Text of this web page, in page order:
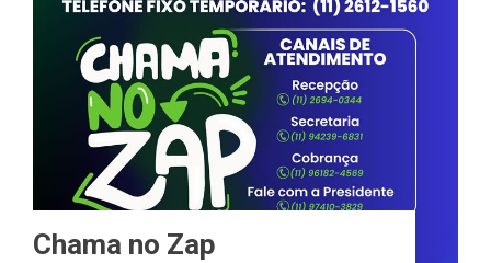
Chama no Zap